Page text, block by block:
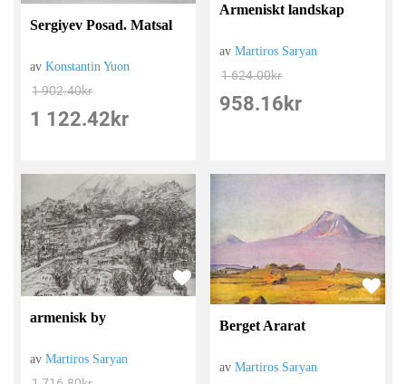
Sergiyev Posad. Matsal
avKonstantin Yuon
1 902.40kr
1 122.42 kr
Armeniskt landskap
avMartiros Saryan
1 624.00kr
958.16 kr
armenisk by
avMartiros Saryan
Berget Ararat
avMartiros Saryan